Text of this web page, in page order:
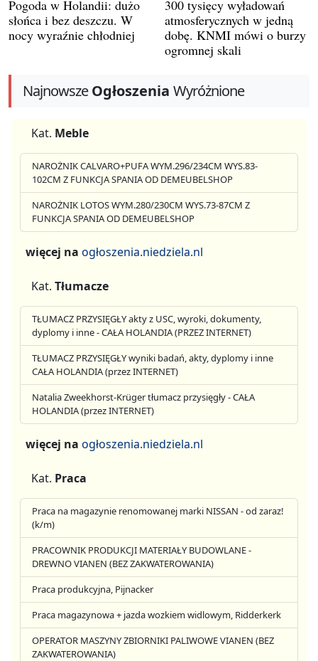
Pogoda w Holandii: dużo
słońca i bez deszczu. W
nocy wyraźnie chłodniej
300 tysięcy wyładowań
atmosferycznych w jedną
dobę. KNMI mówi o burzy
ogromnej skali
NajnowszeOgłoszenia Wyróżnione
Kat. Meble
NAROŻNIK CALVARO+PUFA WYM.296/234CM WYS.83-
102CM Z FUNKCJA SPANIA OD DEMEUBELSHOP
NAROŻNIK LOTOS WYM.280/230CM WYS.73-87CM Z
FUNKCJA SPANIA OD DEMEUBELSHOP
więcej na ogłoszenia.niedziela.nl
Kat. Tłumacze
TŁUMACZ PRZYSIĘGŁY akty z USC, wyroki, dokumenty,
dyplomy i inne - CAŁA HOLANDIA (PRZEZ INTERNET)
TŁUMACZ PRZYSIĘGŁY wyniki badań, akty, dyplomy i inne
CAŁA HOLANDIA (przez INTERNET)
Natalia Zweekhorst-Krüger tłumacz przysięgły - CAŁA
HOLANDIA (przez INTERNET)
więcej na ogłoszenia.niedziela.nl
Kat. Praca
Praca na magazynie renomowanej marki NISSAN - od zaraz!
(k/m)
PRACOWNIK PRODUKCJI MATERIAŁY BUDOWLANE -
DREWNO VIANEN (BEZ ZAKWATEROWANIA)
Praca produkcyjna, Pijnacker
Praca magazynowa + jazda wozkiem widlowym, Ridderkerk
OPERATOR MASZYNY ZBIORNIKI PALIWOWE VIANEN (BEZ
ZAKWATEROWANIA)